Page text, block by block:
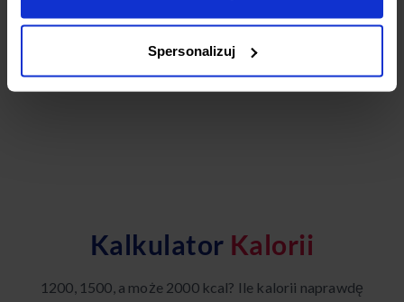
Spersonalizuj
Kalkulator Kalorii
1200, 1500, a może 2000 kcal? Ile kalorii naprawdę